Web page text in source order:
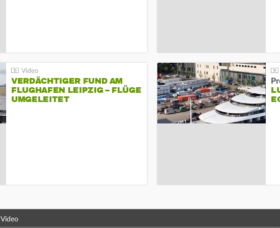
VERDÄCHTIGER FUND AM
FLUGHAFEN LEIPZIG – FLÜGE
UMGELEITET
Video